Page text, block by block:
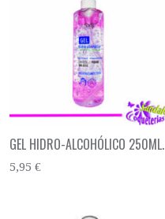
GEL HIDRO-ALCOHÓLICO 250ML.
5,95 €